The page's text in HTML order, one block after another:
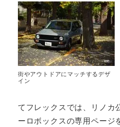
街やアウトドアにマッチするデザ
イン
てフレックスでは、リノカ
ーロボックスの専用ページ